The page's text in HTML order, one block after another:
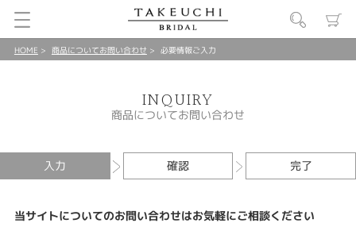
HOME 商品についてお問い合わせ 必要情報ご入力
INQUIRY
商品についてお問い合わせ
入力 確認 完了
当サイトについてのお問い合わせはお気軽にご相談ください